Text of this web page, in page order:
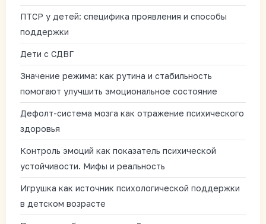
ПТСР у детей: специфика проявления и способы
поддержки
Дети с СДВГ
Значение режима: как рутина и стабильность
помогают улучшить эмоциональное состояние
Дефолт-система мозга как отражение психического
здоровья
Контроль эмоций как показатель психической
устойчивости. Мифы и реальность
Игрушка как источник психологической поддержки
в детском возрасте